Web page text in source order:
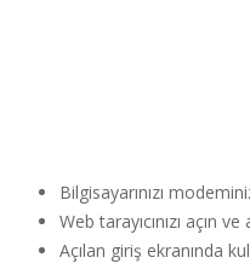
Bilgisayarınızı
Web tarayıcınızı açın
Açılan giriş ekranında